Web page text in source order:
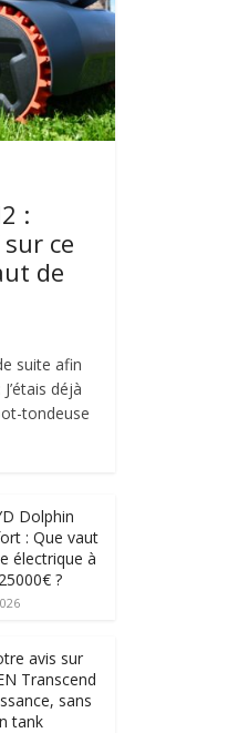
:
ce
de
suite afin
déjà
tondeuse
Dolphin
: Que vaut
électrique à
?
avis sur
Transcend
sans
tank